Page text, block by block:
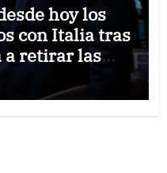
hoy los
con Italia tras
a retirar las